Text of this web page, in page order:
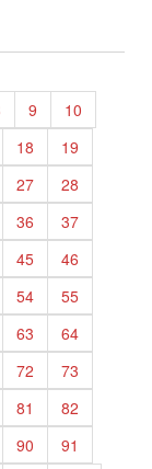
9
10
18
19
27
28
36
37
45
46
54
55
63
64
72
73
81
82
90
91